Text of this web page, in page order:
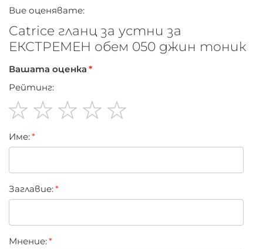
Вие оценявате:
Catrice гланц за устни за
ЕКСТРЕМЕН обем 050 джин тоник
Вашата оценка
Рейтинг:
star
stars
stars
stars
stars
Име:
Заглавиe:
Мнение: